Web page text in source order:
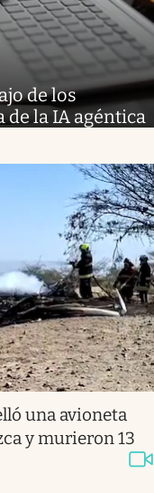
de los
la IA agéntica
una avioneta
y murieron 13